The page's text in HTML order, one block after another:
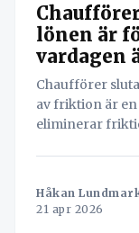
lönen är
vardagen
Chaufförer
av friktion är
eliminerar
Håkan
21 apr 2026